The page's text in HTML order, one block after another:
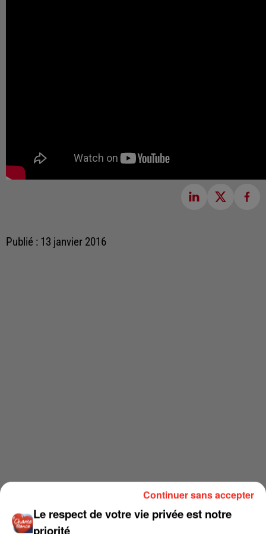
Publié : 13 janvier 2016
Le respect de votre vie privée est notre
priorité
Continuer sans accepter